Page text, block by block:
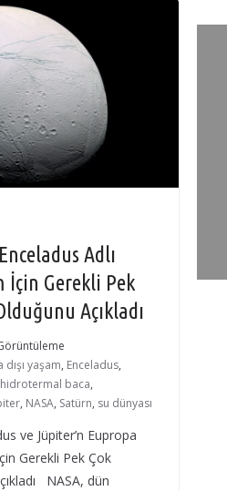
Adlı
İçin Gerekli Pek
Açıkladı
dışı yaşam, Enceladus,
hidrotermal baca,
, NASA, Satürn, su dünyası
ve Jüpiter’n Eupropa
Gerekli Pek Çok
NASA, dün